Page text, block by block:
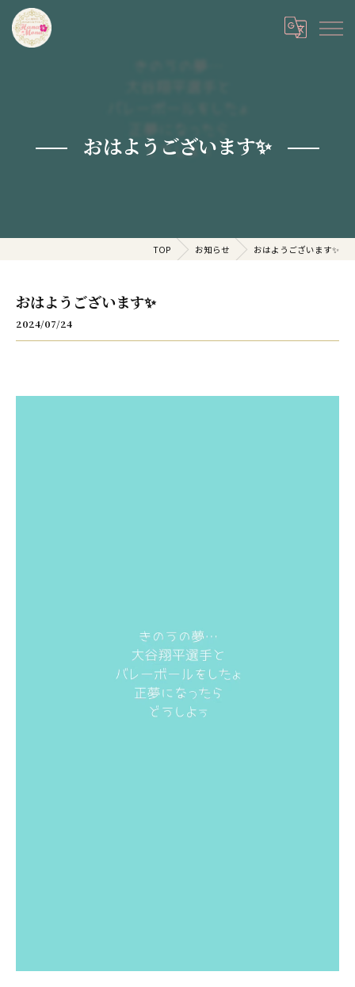
おはようございます✨
TOP お知らせ おはようございます✨
おはようございます✨
2024/07/24